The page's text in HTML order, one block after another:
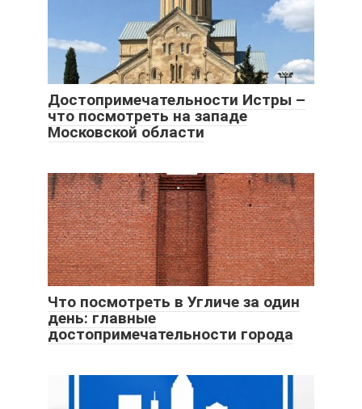
Достопримечательности Истры –
что посмотреть на западе
Московской области
Что посмотреть в Угличе за один
день: главные
достопримечательности города